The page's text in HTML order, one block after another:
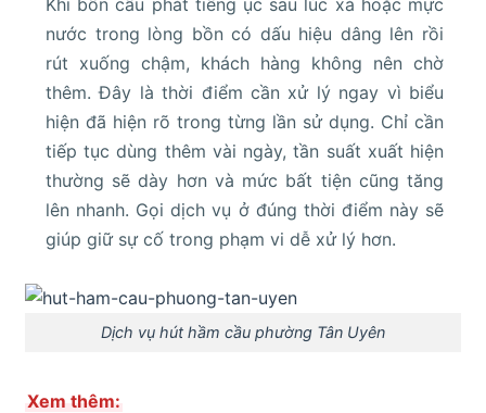
Khi bồn cầu phát tiếng ục sau lúc xả hoặc mực
nước trong lòng bồn có dấu hiệu dâng lên rồi
rút xuống chậm, khách hàng không nên chờ
thêm. Đây là thời điểm cần xử lý ngay vì biểu
hiện đã hiện rõ trong từng lần sử dụng. Chỉ cần
tiếp tục dùng thêm vài ngày, tần suất xuất hiện
thường sẽ dày hơn và mức bất tiện cũng tăng
lên nhanh. Gọi dịch vụ ở đúng thời điểm này sẽ
giúp giữ sự cố trong phạm vi dễ xử lý hơn.
Dịch vụ hút hầm cầu phường Tân Uyên
Xem thêm: